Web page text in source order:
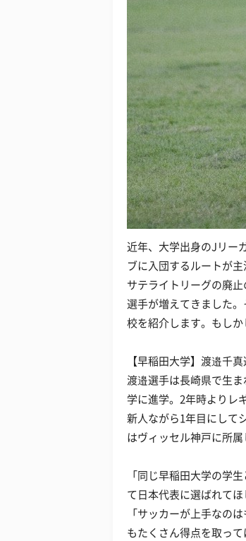
近年、大学出身のJリー
ブに入団するルートが
サテライトリーグの廃
選手が増えてきました
校を紹介します。もし
【早稲田大学】渡邉千真
渡邉選手は長崎県で生
学に進学。2年時よりレ
新人ながら1年目にして
はヴィッセル神戸に所属
「同じ早稲田大学の学
て日本代表に選ばれてほ
「サッカーが上手なの
もたくさん得点を取って